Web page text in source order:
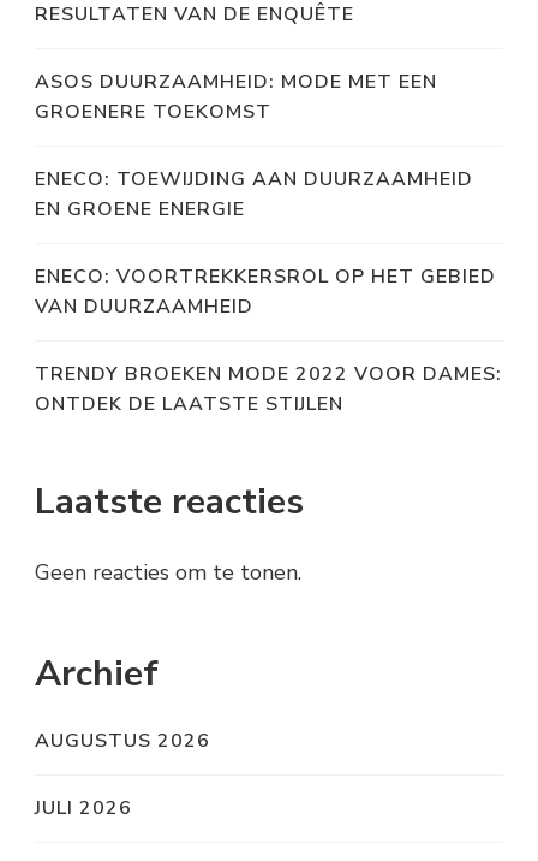
RESULTATEN VAN DE ENQUÊTE
ASOS DUURZAAMHEID: MODE MET EEN
GROENERE TOEKOMST
ENECO: TOEWIJDING AAN DUURZAAMHEID
EN GROENE ENERGIE
ENECO: VOORTREKKERSROL OP HET GEBIED
VAN DUURZAAMHEID
TRENDY BROEKEN MODE 2022 VOOR DAMES:
ONTDEK DE LAATSTE STIJLEN
Laatste reacties
Geen reacties om te tonen.
Archief
AUGUSTUS 2026
JULI 2026